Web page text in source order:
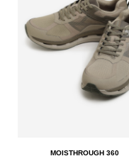
MOISTHROUGH 360